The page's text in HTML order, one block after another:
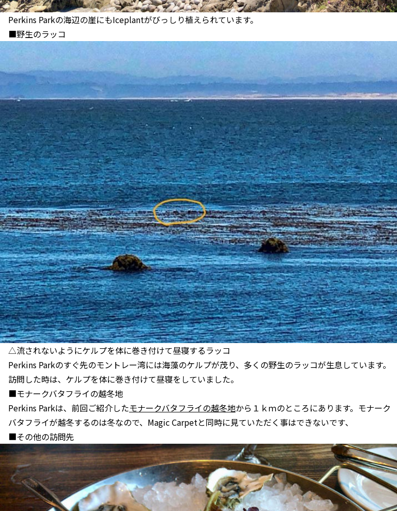
Perkins Parkの海辺の崖にもIceplantがびっしり植えられています。
■野生のラッコ
△流されないようにケルプを体に巻き付けて昼寝するラッコ
Perkins Parkのすぐ先のモントレー湾には海藻のケルプが茂り、多くの野生のラッコが生息しています。
訪問した時は、ケルプを体に巻き付けて昼寝をしていました。
■モナークバタフライの越冬地
Perkins Parkは、前回ご紹介したモナークバタフライの越冬地から１ｋｍのところにあります。モナーク
バタフライが越冬するのは冬なので、Magic Carpetと同時に見ていただく事はできないです、
■その他の訪問先